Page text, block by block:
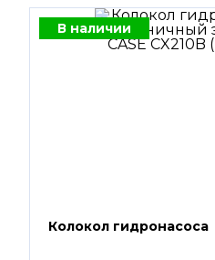
В наличии
Колокол гидронасоса